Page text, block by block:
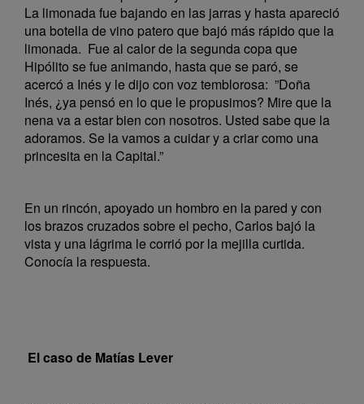
La limonada fue bajando en las jarras y hasta apareció
una botella de vino patero que bajó más rápido que la
limonada. Fue al calor de la segunda copa que
Hipólito se fue animando, hasta que se paró, se
acercó a Inés y le dijo con voz temblorosa: ”Doña
Inés, ¿ya pensó en lo que le propusimos? Mire que la
nena va a estar bien con nosotros. Usted sabe que la
adoramos. Se la vamos a cuidar y a criar como una
princesita en la Capital.”
En un rincón, apoyado un hombro en la pared y con
los brazos cruzados sobre el pecho, Carlos bajó la
vista y una lágrima le corrió por la mejilla curtida.
Conocía la respuesta.
El caso de Matías Lever